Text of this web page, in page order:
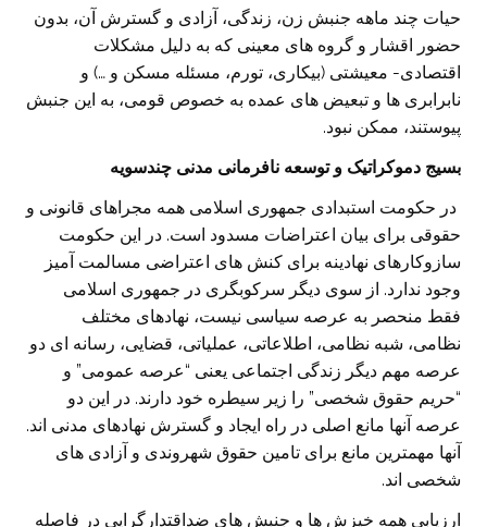
حیات چند ماهه جنبش زن، زندگی، آزادی و گسترش آن، بدون
حضور اقشار و گروه های معینی که به دلیل مشکلات
اقتصادی- معیشتی (بیکاری، تورم، مسئله مسکن و …) و
نابرابری ها و تبعیض های عمده به خصوص قومی، به این جنبش
پیوستند، ممکن نبود.
بسیج دموکراتیک و توسعه نافرمانی مدنی چندسویه
در حکومت استبدادی جمهوری اسلامی همه مجراهای قانونی و
حقوقی برای بیان اعتراضات مسدود است. در این حکومت
سازوکارهای نهادینه برای کنش های اعتراضی مسالمت آمیز
وجود ندارد. از سوی دیگر سرکوبگری در جمهوری اسلامی
فقط منحصر به عرصه سیاسی نیست، نهادهای مختلف
نظامی، شبه نظامی، اطلاعاتی، عملیاتی، قضایی، رسانه ای دو
عرصه مهم دیگر زندگی اجتماعی یعنی “عرصه عمومی” و
“حریم حقوق شخصی” را زیر سیطره خود دارند. در این دو
عرصه آنها مانع اصلی در راه ایجاد و گسترش نهادهای مدنی اند.
آنها مهمترین مانع برای تامین حقوق شهروندی و آزادی های
شخصی اند.
ارزیابی همه خیزش ها و جنبش های ضداقتدارگرایی در فاصله